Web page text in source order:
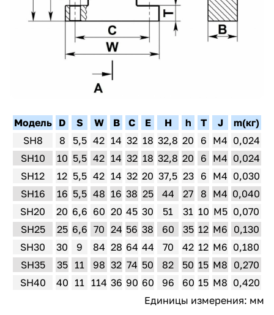
Модель D S W B C E H h T J
m(кг)
SH8
8 5,5 42 14 32 18 32,8 20 6 M4 0,024
SH10
10 5,5 42 14 32 18 32,8 20 6 M4 0,024
SH12
12 5,5 42 14 32 20 37,5 23 6 M4 0,030
SH16
16 5,5 48 16 38 25 44 27 8 M4 0,040
SH20
20 6,6 60 20 45 30 51 31 10 M5 0,070
SH25
25 6,6 70 24 56 38 60 35 12 M6 0,130
SH30
30 9 84 28 64 44 70 42 12 M6 0,180
SH35
35 11 98 32 74 50 82 50 15 M8 0,270
SH40
40 11 114 36 90 60 96 60 15 M8 0,420
Единицы измерения: мм